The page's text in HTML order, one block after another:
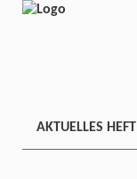
AKTUELLES HEFT